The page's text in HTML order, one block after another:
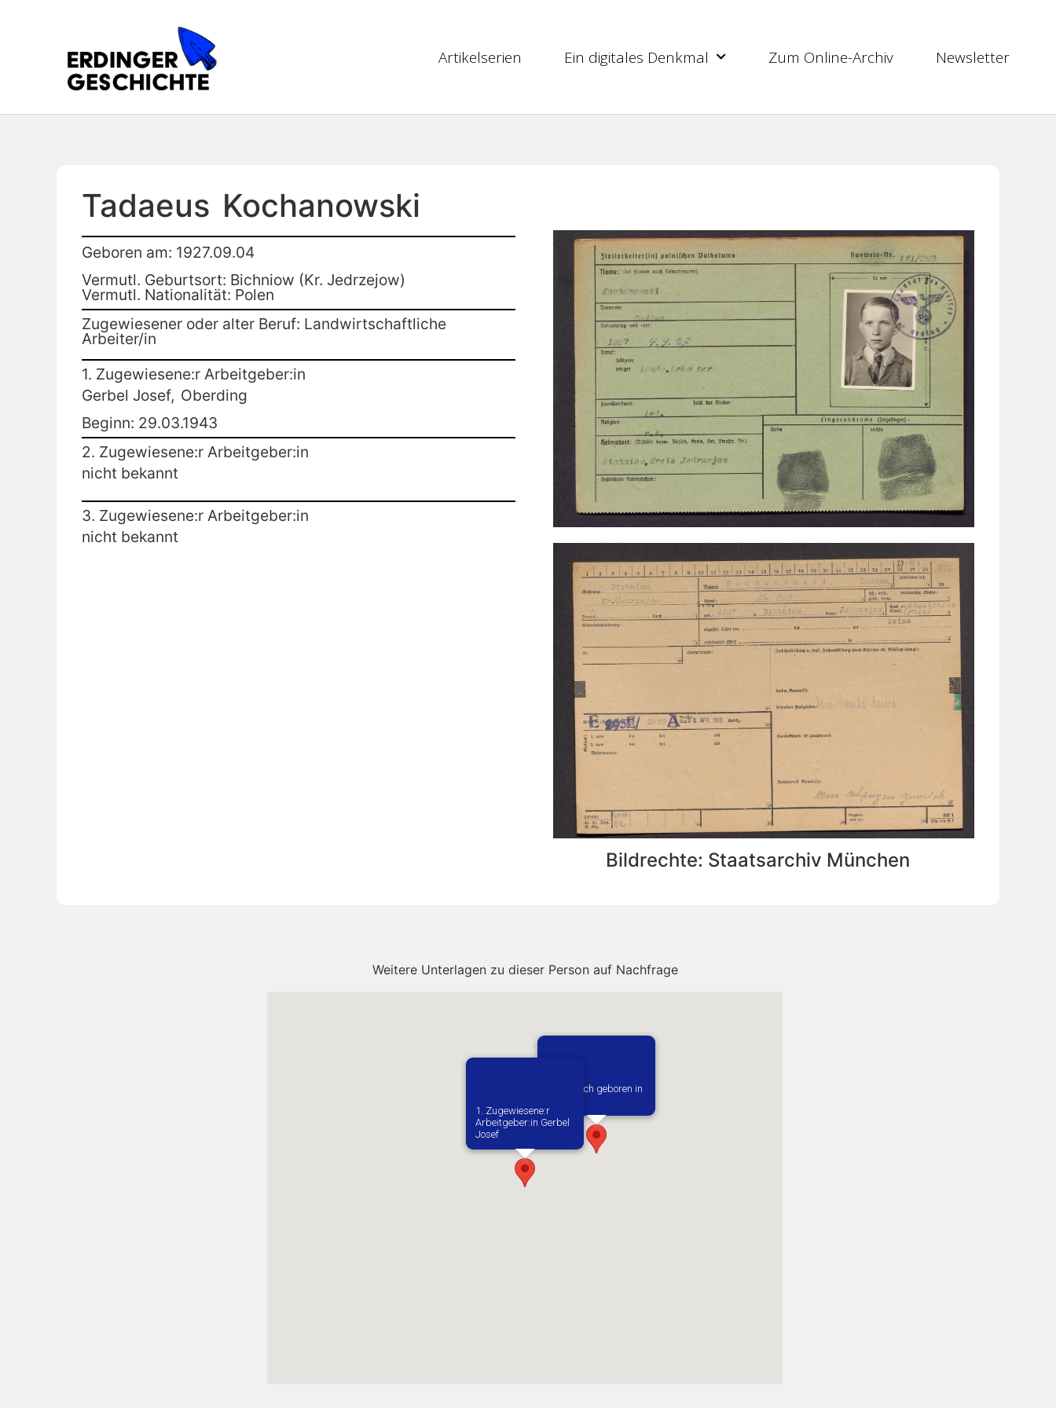
Artikelserien Ein digitales Denkmal Zum Online-Archiv Newsletter
Tadaeus Kochanowski
Geboren am: 1927.09.04
Vermutl. Geburtsort: Bichniow (Kr. Jedrzejow)
Vermutl. Nationalität: Polen
Zugewiesener oder alter Beruf: Landwirtschaftliche
Arbeiter/in
1. Zugewiesene:r Arbeitgeber:in
Gerbel Josef, Oberding
Beginn: 29.03.1943
2. Zugewiesene:r Arbeitgeber:in
nicht bekannt
3. Zugewiesene:r Arbeitgeber:in
nicht bekannt
Bildrechte: Staatsarchiv München
Weitere Unterlagen zu dieser Person auf Nachfrage
Vermutlich geboren in
1. Zugewiesene:r
Arbeitgeber:in​ Gerbel
Josef